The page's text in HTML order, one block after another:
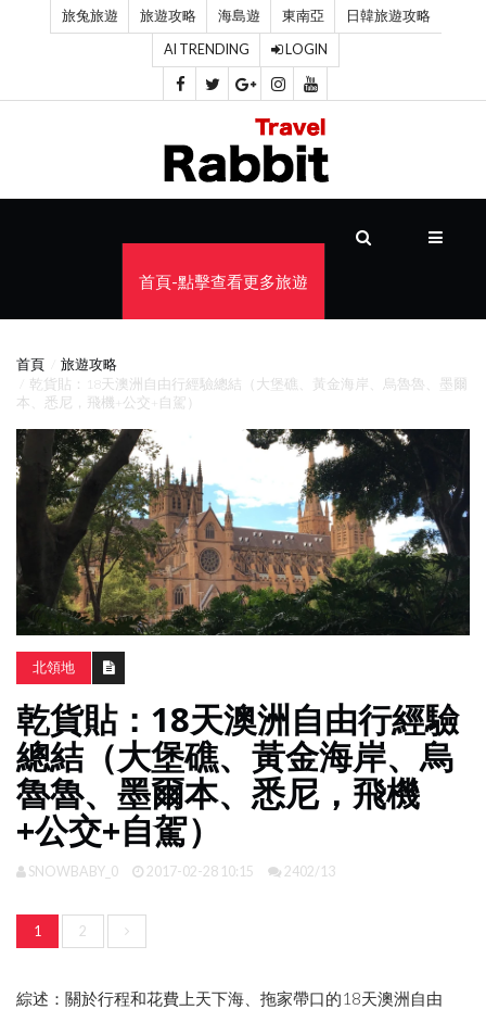
旅兔旅遊 旅遊攻略 海島遊 東南亞 日韓旅遊攻略
AI TRENDING LOGIN
海
島
遊
東
日
韓
旅
遊
攻
略
體
驗
照
換
首頁-點擊查看更多旅遊
首頁
旅遊攻略
乾貨貼：18天澳洲自由行經驗總結（大堡礁、黃金海岸、烏魯魯、墨爾
本、悉尼，飛機+公交+自駕）
北領地
乾貨貼：18天澳洲自由行經驗
總結（大堡礁、黃金海岸、烏
魯魯、墨爾本、悉尼，飛機
+公交+自駕）
SNOWBABY_0 2017-02-28 10:15 2402/13
1 2
綜述：關於行程和花費上天下海、拖家帶口的18天澳洲自由